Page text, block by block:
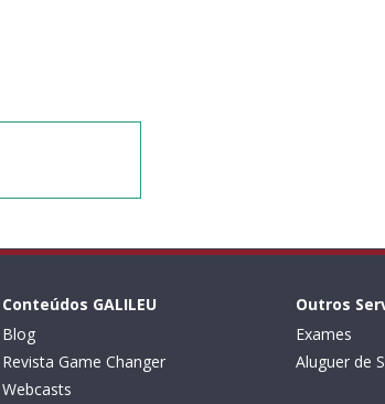
Conteúdos GALILEU
Blog
Revista Game Changer
Webcasts
Outros
Exames
Aluguer de